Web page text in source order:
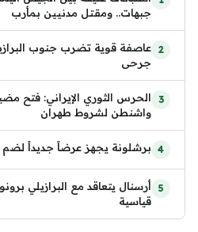
جبهات.. ومقتل مدنيين بمأرب
عاصفة قوية تضرب جنوب
جرحى
الحرس الثوري الإيراني: فتح
واشنطن لشروط طهران
برشلونة يجهز عرضاً جديداً
أرسنال يتعاقد مع البرازيلي
قياسية